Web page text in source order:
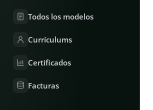
Todos los modelos
Currículums
Certificados
Facturas